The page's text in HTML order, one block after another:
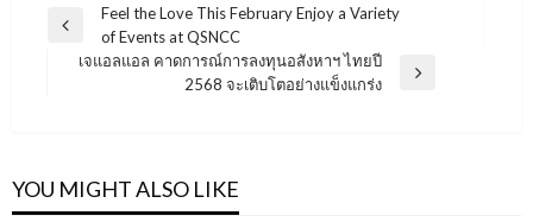
แนะแนว
เรื่อง
Previous
Feel the Love This February Enjoy a Variety
of Events at QSNCC
เจแอลแอล คาดการณ์การลงทุนอสังหาฯ ไทยปี
2568 จะเติบโตอย่างแข็งแกร่ง
YOU MIGHT ALSO LIKE